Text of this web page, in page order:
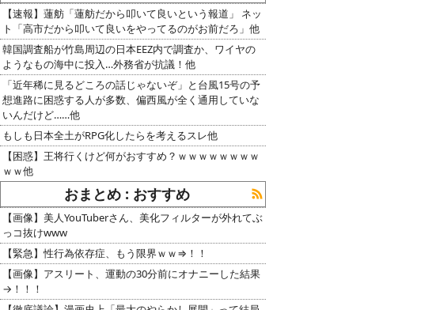
【速報】蓮舫「蓮舫だから叩いて良いという報道」 ネッ
ト「高市だから叩いて良いをやってるのがお前だろ」他
韓国調査船が竹島周辺の日本EEZ内で調査か、ワイヤの
ようなもの海中に投入…外務省が抗議！他
「近年稀に見るどころの話じゃないぞ」と台風15号の予
想進路に困惑する人が多数、偏西風が全く通用していな
いんだけど……他
もしも日本全土がRPG化したらを考えるスレ他
【困惑】王将行くけど何がおすすめ？ｗｗｗｗｗｗｗｗ
ｗｗ他
おまとめ : おすすめ
【画像】美人YouTuberさん、美化フィルターが外れてぶ
っコ抜けwww
【緊急】性行為依存症、もう限界ｗｗ⇒！！
【画像】アスリート、運動の30分前にオナニーした結果
→！！！